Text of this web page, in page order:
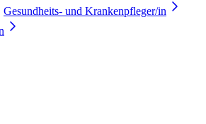
Gesundheits- und Krankenpfleger/in